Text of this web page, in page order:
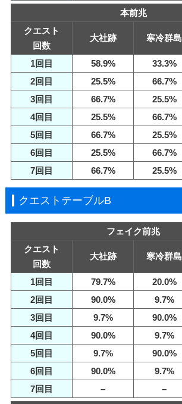
本前兆
クエスト
回数
大社跡 寒冷群島
1回目 58.9% 33.3%
2回目
25.5% 66.7%
3回目
66.7% 25.5%
4回目
25.5% 66.7%
5回目
66.7% 25.5%
6回目
25.5% 66.7%
7回目
66.7% 25.5%
クエストテーブルB
フェイク前兆
クエスト
回数
大社跡 寒冷群島
1回目 79.7% 20.0%
2回目
90.0% 9.7%
3回目
9.7% 90.0%
4回目
90.0% 9.7%
5回目
9.7% 90.0%
6回目
90.0% 9.7%
7回目
– –